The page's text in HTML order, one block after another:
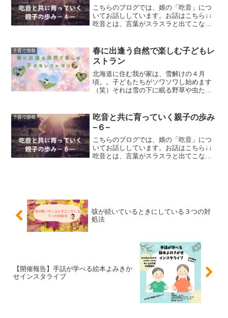
こちらのブログでは、娘の「吃音」につ
いてお話ししています。お話はこちら↓↓
吃音とは、言葉がスラスラと出てこない
や、親としてどういうマインド（心構
え）を持ち、接しているかな...
子育て情報
春に出逢う自然で楽しむ子どもレ
ストラン
北海道に住む我が家は、雪解けの４月
頃。。子どもたちがソワソワし始めます
（笑）それは雪の下に眠る野草や虫たち
にくいということもあっていつもまだか
まだかと待っている子どもた...
子育て情報
吃音と共に育っていく親子の歩み
−６−
こちらのブログでは、娘の「吃音」につ
いてお話ししています。お話はこちら↓↓
吃音とは、言葉がスラスラと出てこない
咳が続いているときにしている３つの対
処法
【開催報告】手話が学べる絵本よみきか
せインスタライブ